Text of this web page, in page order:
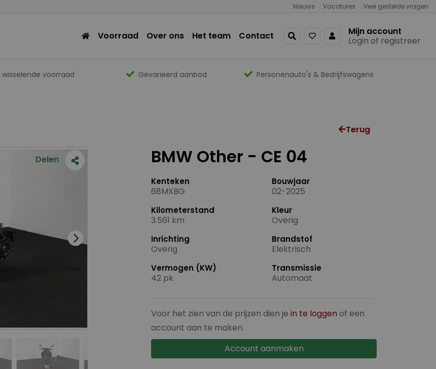
Nieuws Vacatures Veel gestelde vragen
Voorraad Over ons Het team Contact
Mijn account
Login of registreer
wisselende voorraad Gevarieerd aanbod Personenauto's & Bedrijfswagens
Terug
BMW Other - CE 04
Kenteken
68MXBG
Bouwjaar
02-2025
Kilometerstand
3.561 km
Kleur
Overig
Inrichting
Overig
Brandstof
Elektrisch
Vermogen (KW)
42 pk
Transmissie
Automaat
Voor het zien van de prijzen dien je in te loggen of een
account aan te maken.
Account aanmaken
Delen